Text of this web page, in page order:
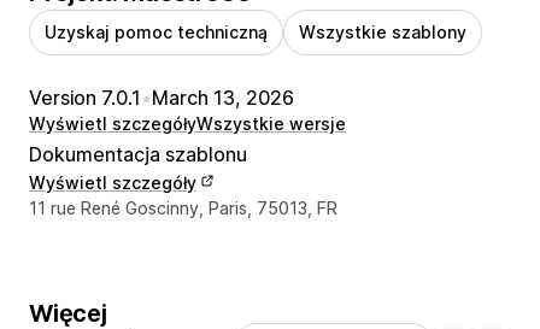
Uzyskaj pomoc techniczną Wszystkie szablony
Version 7.0.1 •March 13, 2026
Wyświetl szczegółyWszystkie wersje
Dokumentacja szablonu
Wyświetl szczegóły
Dane kontaktowe projektanta
11 rue René Goscinny, Paris, 75013, FR
Więcej